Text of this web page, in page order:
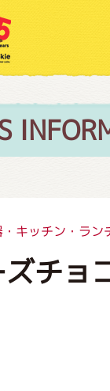
キッチン・ラン
チョ